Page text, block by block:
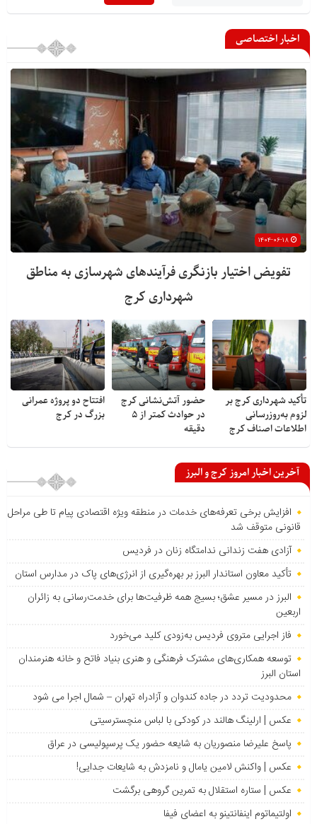
اخبار اختصاصی
تفویض اختیار بازنگری فرآیندهای شهرسازی به مناطق
شهرداری کرج
تأکید شهرداری کرج بر
لزوم به‌روزرسانی
اطلاعات اصناف کرج
حضور آتش‌نشانی کرج
در حوادث کمتر از ۵
دقیقه
افتتاح دو پروژه عمرانی
بزرگ در کرج
آخرین اخبار امروز کرج و البرز
افزایش برخی تعرفه‌های خدمات در منطقه ویژه اقتصادی پیام تا طی مراحل
قانونی متوقف شد
آزادی هفت زندانی ندامتگاه زنان در فردیس
تأکید معاون استاندار البرز بر بهره‌گیری از انرژی‌های پاک در مدارس استان
البرز در مسیر عشق؛ بسیج همه ظرفیت‌ها برای خدمت‌رسانی به زائران
اربعین
فاز اجرایی متروی فردیس به‌زودی کلید می‌خورد
توسعه همکاری‌های مشترک فرهنگی و هنری بنیاد فاتح و خانه هنرمندان
استان البرز
محدودیت تردد در جاده کندوان و آزادراه تهران – شمال اجرا می شود
عکس | ارلینگ هالند در کودکی با لباس منچسترسیتی
پاسخ علیرضا منصوریان به شایعه حضور یک پرسپولیسی در عراق
عکس | واکنش لامین یامال و نامزدش به شایعات جدایی!
عکس | ستاره استقلال به تمرین گروهی برگشت
اولتیماتوم اینفانتینو به اعضای فیفا